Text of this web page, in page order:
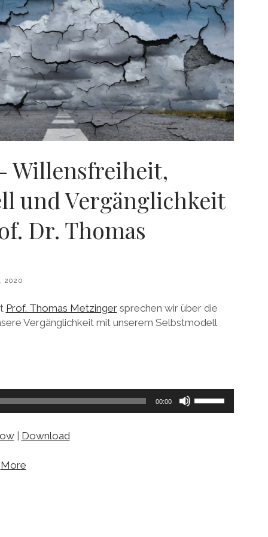
Willensfreiheit,
und Vergänglichkeit
Dr. Thomas
2020
Prof. Thomas Metzingersprechen wir über die
Vergänglichkeit mit unserem Selbstmodell
00:00
| Download
More